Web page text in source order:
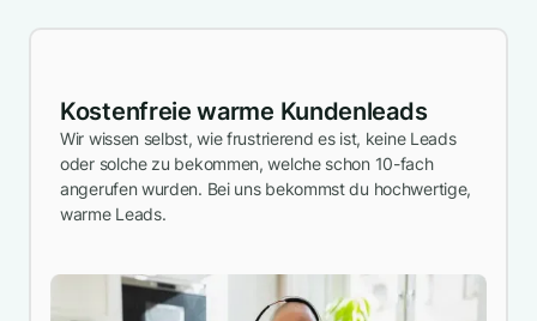
Kostenfreie warme Kundenleads
Wir wissen selbst, wie frustrierend es ist, keine Leads
oder solche zu bekommen, welche schon 10-fach
angerufen wurden. Bei uns bekommst du hochwertige,
warme Leads.